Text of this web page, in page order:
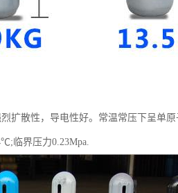
扩散性，导电性好。常温常压下呈单原
临界压力0.23Mpa.